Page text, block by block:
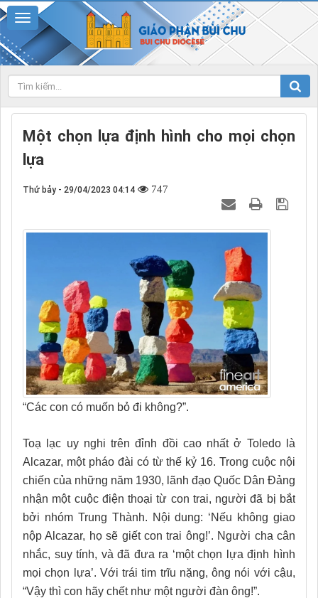
Một chọn lựa định hình cho mọi chọn
lựa
Thứ bảy - 29/04/2023 04:14 747
“Các con có muốn bỏ đi không?”.
Toạ lạc uy nghi trên đỉnh đồi cao nhất ở Toledo là
Alcazar, một pháo đài có từ thế kỷ 16. Trong cuộc nội
chiến của những năm 1930, lãnh đạo Quốc Dân Đảng
nhận một cuộc điện thoại từ con trai, người đã bị bắt
bởi nhóm Trung Thành. Nội dung: ‘Nếu không giao
nộp Alcazar, họ sẽ giết con trai ông!’. Người cha cân
nhắc, suy tính, và đã đưa ra ‘một chọn lựa định hình
mọi chọn lựa’. Với trái tim trĩu nặng, ông nói với cậu,
“Vậy thì con hãy chết như một người đàn ông!”.